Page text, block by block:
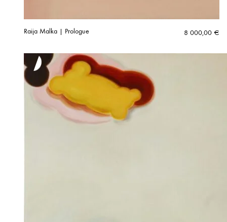
Raija Malka | Prologue 8 000,00 €